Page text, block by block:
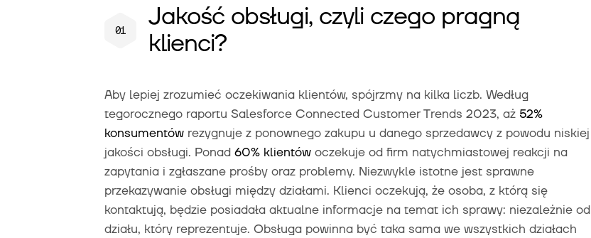
Jakość obsługi, czyli czego pragną
klienci?
Aby lepiej zrozumieć oczekiwania klientów, spójrzmy na kilka liczb. Według
tegorocznego raportu Salesforce Connected Customer Trends 2023, aż 52%
konsumentów rezygnuje z ponownego zakupu u danego sprzedawcy z powodu niskiej
jakości obsługi. Ponad 60% klientów oczekuje od firm natychmiastowej reakcji na
zapytania i zgłaszane prośby oraz problemy. Niezwykle istotne jest sprawne
przekazywanie obsługi między działami. Klienci oczekują, że osoba, z którą się
kontaktują, będzie posiadała aktualne informacje na temat ich sprawy: niezależnie od
działu, który reprezentuje. Obsługa powinna być taka sama we wszystkich działach